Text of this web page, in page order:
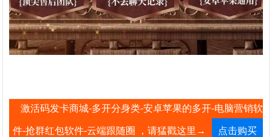
激活码发卡商城-多开分身类-安卓苹果的多开-电脑营销软
件-抢群红包软件-云端跟随圈 ，请猛戳这里→ 点击购买